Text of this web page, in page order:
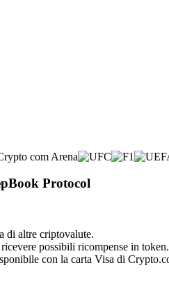
Protocol
di altre criptovalute.
possibili ricompense in token.
con la carta Visa di